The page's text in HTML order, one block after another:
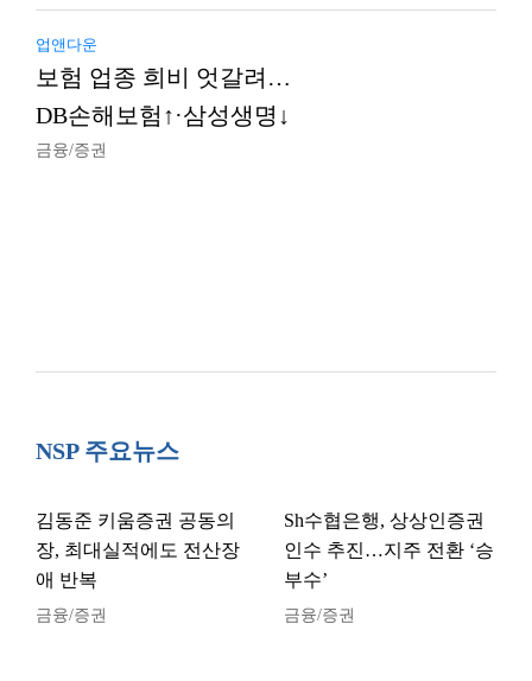
업앤다운
보험 업종 희비 엇갈려…
DB손해보험↑·삼성생명↓
금융/증권
NSP 주요뉴스
김동준 키움증권 공동의
장, 최대실적에도 전산장
애 반복
금융/증권
Sh수협은행, 상상인증권
인수 추진…지주 전환 ‘승
부수’
금융/증권